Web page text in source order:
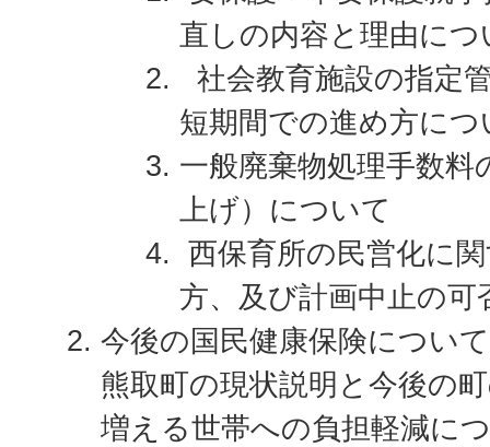
直しの内容と理由につ
社会教育施設の指定
短期間での進め方につ
一般廃棄物処理手数料
上げ）について
西保育所の民営化に
方、及び計画中止の可
今後の国民健康保険について
熊取町の現状説明と今後の
増える世帯への負担軽減に